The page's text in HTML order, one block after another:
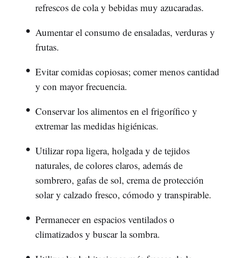
refrescos de cola y bebidas muy azucaradas.
Aumentar el consumo de ensaladas, verduras y
frutas.
Evitar comidas copiosas; comer menos cantidad
y con mayor frecuencia.
Conservar los alimentos en el frigorífico y
extremar las medidas higiénicas.
Utilizar ropa ligera, holgada y de tejidos
naturales, de colores claros, además de
sombrero, gafas de sol, crema de protección
solar y calzado fresco, cómodo y transpirable.
Permanecer en espacios ventilados o
climatizados y buscar la sombra.